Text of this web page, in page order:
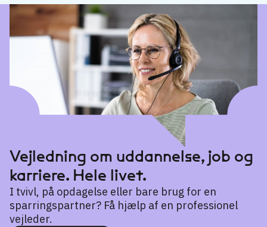
Vejledning om uddannelse, job og
karriere. Hele livet.
I tvivl, på opdagelse eller bare brug for en
sparringspartner? Få hjælp af en professionel
vejleder.